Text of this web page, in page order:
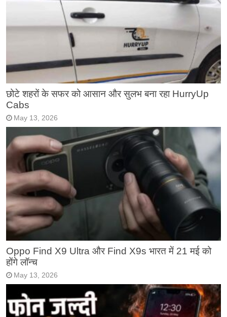
छोटे शहरों के सफर को आसान और सुलभ बना रहा HurryUp
Cabs
May 13, 2026
Oppo Find X9 Ultra और Find X9s भारत में 21 मई को
होंगे लॉन्च
May 13, 2026